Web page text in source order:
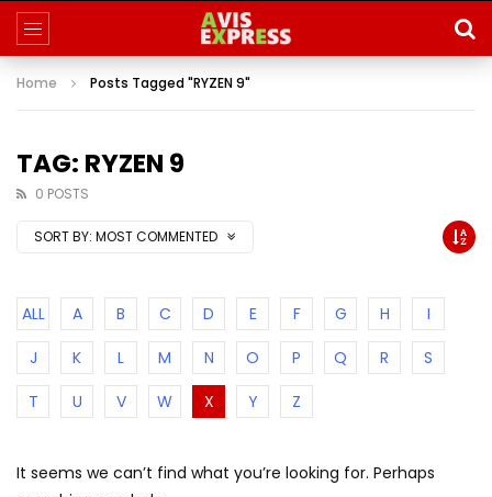
Home Posts Tagged "RYZEN 9"
TAG: RYZEN 9
0 POSTS
SORT BY: MOST COMMENTED
ALL A B C D E F G H
I
J
K L M N O P Q R
S
T
U V W X Y Z
It seems we can’t find what you’re looking for. Perhaps